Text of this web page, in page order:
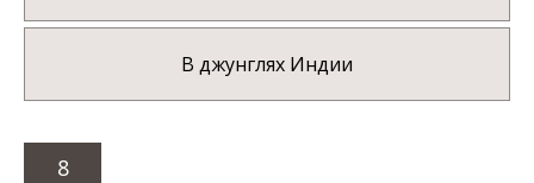
В джунглях Индии
8